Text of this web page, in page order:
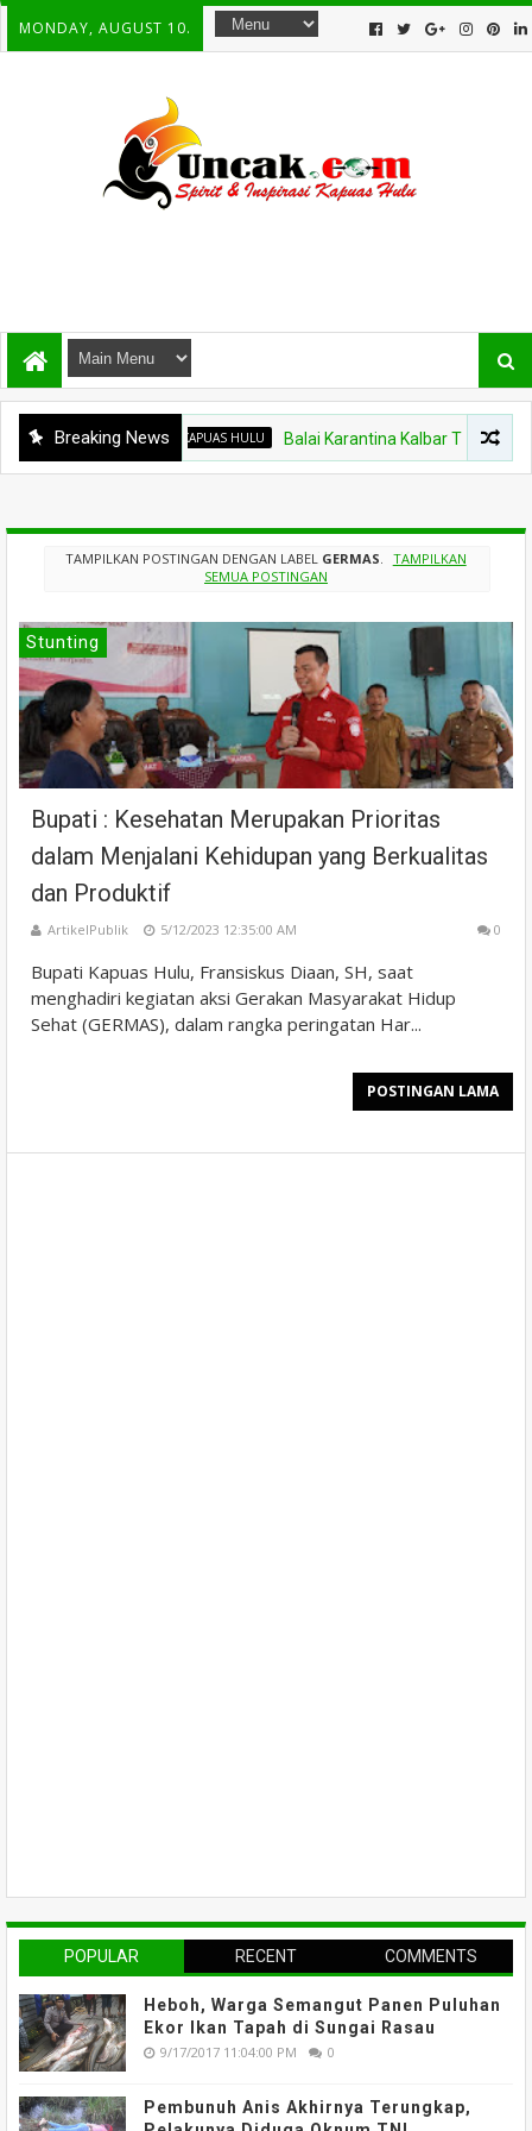
MONDAY, AUGUST 10.
Breaking NewsKAPUAS HULU Balai Karantina Kalbar Tinjau Jalur
TAMPILKAN POSTINGAN DENGAN LABEL GERMAS. TAMPILKAN
SEMUA POSTINGAN
Stunting
Bupati : Kesehatan Merupakan Prioritas
dalam Menjalani Kehidupan yang Berkualitas
dan Produktif
ArtikelPublik 5/12/2023 12:35:00 AM 0
Bupati Kapuas Hulu, Fransiskus Diaan, SH, saat
menghadiri kegiatan aksi Gerakan Masyarakat Hidup
Sehat (GERMAS), dalam rangka peringatan Har...
POSTINGAN LAMA
POPULAR RECENT COMMENTS
Heboh, Warga Semangut Panen Puluhan
Ekor Ikan Tapah di Sungai Rasau
9/17/2017 11:04:00 PM 0
Pembunuh Anis Akhirnya Terungkap,